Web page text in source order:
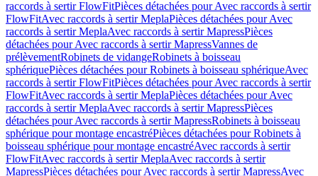
raccords à sertir FlowFitPièces détachées pour Avec raccords à sertir
FlowFitAvec raccords à sertir MeplaPièces détachées pour Avec
raccords à sertir MeplaAvec raccords à sertir MapressPièces
détachées pour Avec raccords à sertir MapressVannes de
prélèvementRobinets de vidangeRobinets à boisseau
sphériquePièces détachées pour Robinets à boisseau sphériqueAvec
raccords à sertir FlowFitPièces détachées pour Avec raccords à sertir
FlowFitAvec raccords à sertir MeplaPièces détachées pour Avec
raccords à sertir MeplaAvec raccords à sertir MapressPièces
détachées pour Avec raccords à sertir MapressRobinets à boisseau
sphérique pour montage encastréPièces détachées pour Robinets à
boisseau sphérique pour montage encastréAvec raccords à sertir
FlowFitAvec raccords à sertir MeplaAvec raccords à sertir
MapressPièces détachées pour Avec raccords à sertir MapressAvec